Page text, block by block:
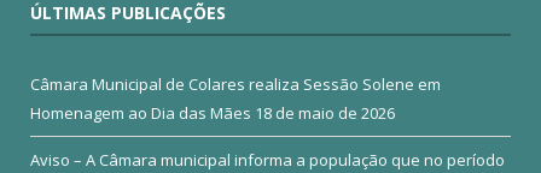
ÚLTIMAS PUBLICAÇÕES
Câmara Municipal de Colares realiza Sessão Solene em
Homenagem ao Dia das Mães 18 de maio de 2026
Aviso – A Câmara municipal informa a população que no período